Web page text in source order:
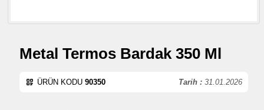
Metal Termos Bardak 350 Ml
Tarih : 31.01.2026
ÜRÜN KODU 90350